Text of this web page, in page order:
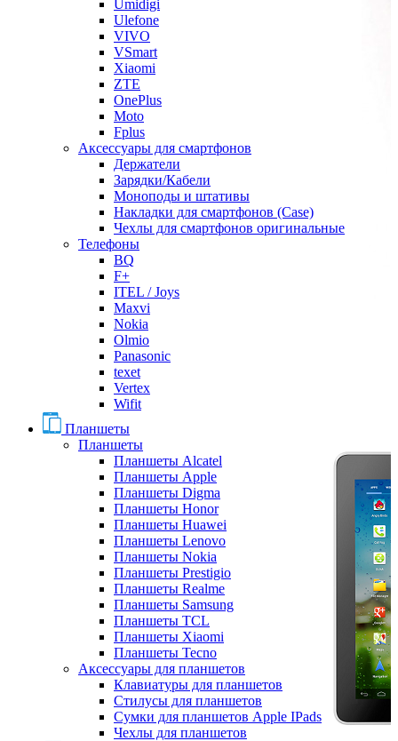
Umidigi
Ulefone
VIVO
VSmart
Xiaomi
ZTE
OnePlus
Moto
Fplus
Аксессуары для смартфонов
Держатели
Зарядки/Кабели
Моноподы и штативы
Накладки для смартфонов (Case)
Чехлы для смартфонов оригинальные
Телефоны
BQ
F+
ITEL / Joys
Maxvi
Nokia
Olmio
Panasonic
texet
Vertex
Wifit
Планшеты
Планшеты
Планшеты Alcatel
Планшеты Apple
Планшеты Digma
Планшеты Honor
Планшеты Huawei
Планшеты Lenovo
Планшеты Nokia
Планшеты Prestigio
Планшеты Realme
Планшеты Samsung
Планшеты TCL
Планшеты Xiaomi
Планшеты Tecno
Аксессуары для планшетов
Клавиатуры для планшетов
Стилусы для планшетов
Сумки для планшетов Apple IPads
Чехлы для планшетов